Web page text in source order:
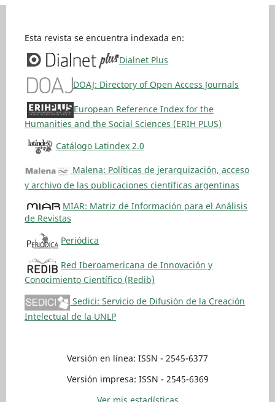
Esta revista se encuentra indexada en:
Dialnet Plus
DOAJ: Directory of Open Access Journals
European Reference Index for the
Humanities and the Social Sciences (ERIH PLUS)
Catálogo Latindex 2.0
Malena: Políticas de jerarquización, acceso
y archivo de las publicaciones científicas argentinas
MIAR: Matriz de Información para el Análisis
de Revistas
Periódica
Red Iberoamericana de Innovación y
Conocimiento Científico (Redib)
Sedici: Servicio de Difusión de la Creación
Intelectual de la UNLP
Versión en línea: ISSN - 2545-6377
Versión impresa: ISSN - 2545-6369
Ver mis estadísticas